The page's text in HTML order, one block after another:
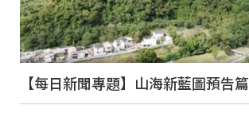
【每日新聞專題】山海新藍圖預告篇